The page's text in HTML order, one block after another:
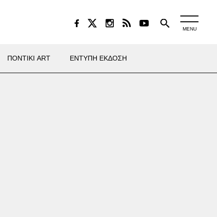
MENU
ΠΟΝΤΙΚΙ ART ΕΝΤΥΠΗ ΕΚΔΟΣΗ